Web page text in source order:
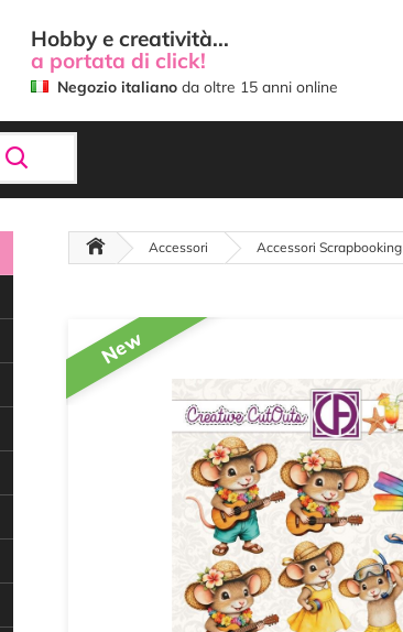
Hobby e creatività...
a portata di click!
Negozio italiano da oltre 15 anni online
Accessori Accessori Scrapbooking
New